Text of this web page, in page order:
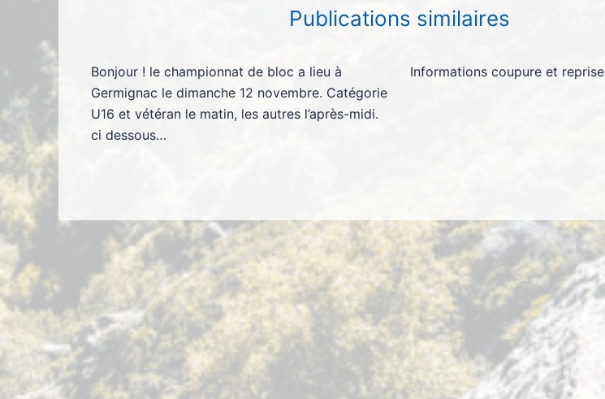
Publications similaires
Bonjour ! le championnat de bloc a lieu à
Germignac le dimanche 12 novembre. Catégorie
U16 et vétéran le matin, les autres l’après-midi.
ci dessous…
Informations coupure et reprise